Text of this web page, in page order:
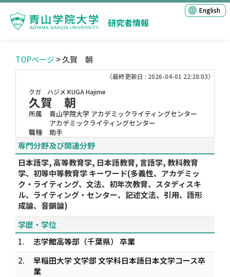
研究者情報
English
TOPページ > 久賀 朝
（最終更新日 : 2026-04-01 22:28:03）
クガ ハジメ KUGA Hajime
久賀 朝
所属
青山学院大学 アカデミックライティングセンター
アカデミックライティングセンター
職種
助手
専門分野及び関連分野
日本語学, 高等教育学, 日本語教育, 言語学, 教科教育
学、初等中等教育学 キーワード(多義性、アカデミッ
ク・ライティング、文法、初年次教育、スタディスキ
ル、ライティング・センター、記述文法、引用、語形
成論、音韻論)
学歴・学位
1.
志学館高等部（千葉県） 卒業
2.
早稲田大学 文学部 文学科日本語日本文学コース卒
業